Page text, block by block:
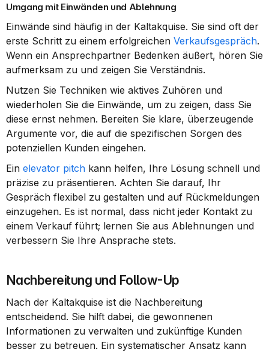
Umgang mit Einwänden und Ablehnung
Einwände sind häufig in der Kaltakquise. Sie sind oft der
erste Schritt zu einem erfolgreichen Verkaufsgespräch.
Wenn ein Ansprechpartner Bedenken äußert, hören Sie
aufmerksam zu und zeigen Sie Verständnis.
Nutzen Sie Techniken wie aktives Zuhören und
wiederholen Sie die Einwände, um zu zeigen, dass Sie
diese ernst nehmen. Bereiten Sie klare, überzeugende
Argumente vor, die auf die spezifischen Sorgen des
potenziellen Kunden eingehen.
Ein elevator pitch kann helfen, Ihre Lösung schnell und
präzise zu präsentieren. Achten Sie darauf, Ihr
Gespräch flexibel zu gestalten und auf Rückmeldungen
einzugehen. Es ist normal, dass nicht jeder Kontakt zu
einem Verkauf führt; lernen Sie aus Ablehnungen und
verbessern Sie Ihre Ansprache stets.
Nachbereitung und Follow-Up
Nach der Kaltakquise ist die Nachbereitung
entscheidend. Sie hilft dabei, die gewonnenen
Informationen zu verwalten und zukünftige Kunden
besser zu betreuen. Ein systematischer Ansatz kann